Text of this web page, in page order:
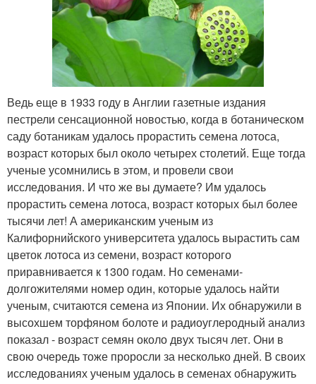
Ведь еще в 1933 году в Англии газетные издания
пестрели сенсационной новостью, когда в ботаническом
саду ботаникам удалось прорастить семена лотоса,
возраст которых был около четырех столетий. Еще тогда
ученые усомнились в этом, и провели свои
исследования. И что же вы думаете? Им удалось
прорастить семена лотоса, возраст которых был более
тысячи лет! А американским ученым из
Калифорнийского университета удалось вырастить сам
цветок лотоса из семени, возраст которого
приравнивается к 1300 годам. Но семенами-
долгожителями номер один, которые удалось найти
ученым, считаются семена из Японии. Их обнаружили в
высохшем торфяном болоте и радиоуглеродный анализ
показал - возраст семян около двух тысяч лет. Они в
свою очередь тоже проросли за несколько дней. В своих
исследованиях ученым удалось в семенах обнаружить